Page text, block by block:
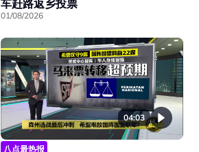
车赶路返乡投票
01/08/2026
04:03
八点最热报